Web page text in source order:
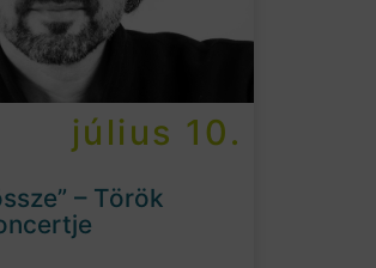
július 10.
– Török